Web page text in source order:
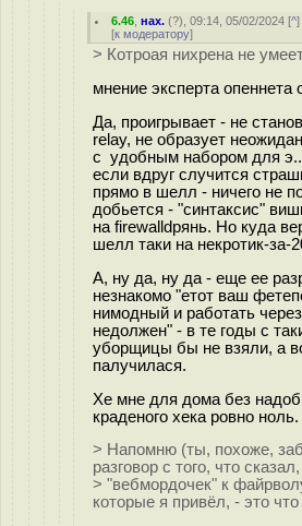
6.46 ,нах. (?), 09:14, 05/02/2024 [^]
[к модератору]
> Котроая нихрена не
мнение эксперта опеннета
Да, проигрывает - не
relay, не образует
с удобным набором для
если вдруг случится
прямо в шелл - ничего не
добьется - "синтаксис"
на firewalldрянь. Но куда
шелл таки на некротик-за-
А, ну да, ну да - еще ее
незнакомо "етот ваш
нимодный и работать
недолжен" - в те годы с
уборщицы бы не взяли, а
палучилася.
Хе мне для дома без
краденого хека ровно ноль.
> Напомню (ты, похоже,
разговор с того, что
> "вебмордочек" к
которые я привёл, - это что